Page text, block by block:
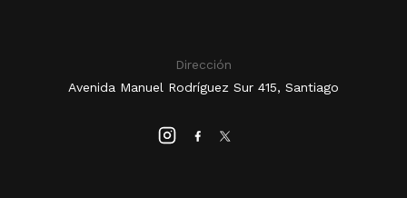
Dirección
Avenida Manuel Rodríguez Sur 415, Santiago